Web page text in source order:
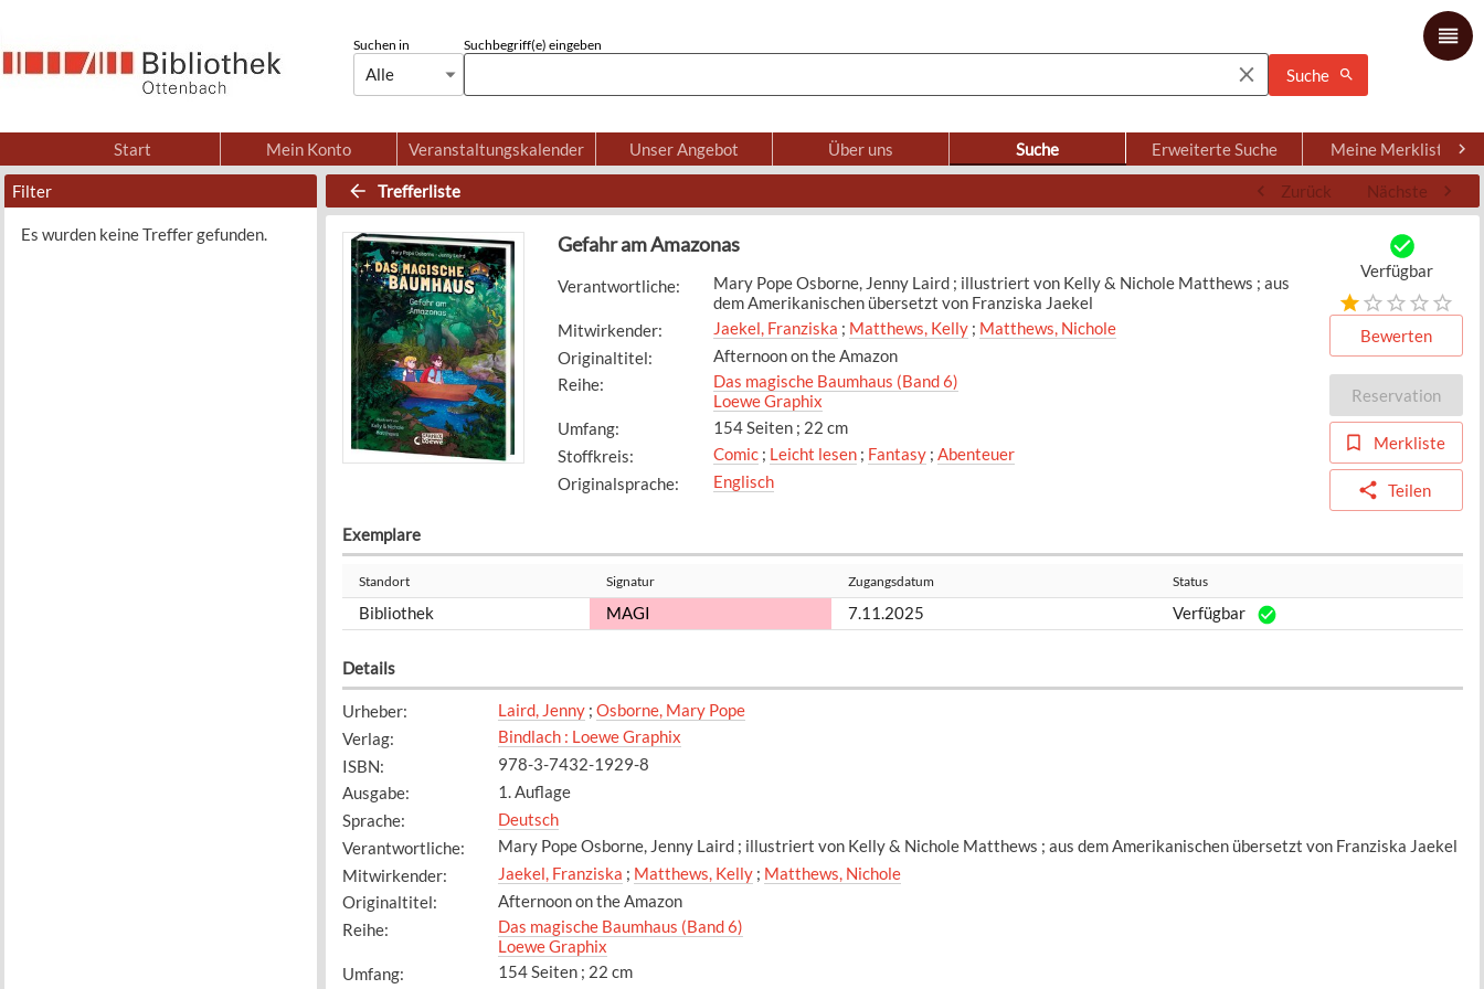
Suchen in
Alle
Suchbegriff(e) eingeben
Suche
Start Mein Konto Veranstaltungskalender Unser Angebot Über uns Suche Erweiterte Suche Meine Merkliste
Filter
Es wurden keine Treffer gefunden.
Trefferliste Zurück Nächste
Gefahr am Amazonas
Verantwortliche:
Mary Pope Osborne, Jenny Laird ; illustriert von Kelly & Nichole Matthews ; aus
dem Amerikanischen übersetzt von Franziska Jaekel
Mitwirkender: Jaekel, Franziska ; Matthews, Kelly; Matthews, Nichole
Originaltitel:
Afternoon on the Amazon
Reihe:
Das magische Baumhaus (Band 6)
Loewe Graphix
Umfang:
154 Seiten ; 22 cm
Stoffkreis: Comic; Leicht lesen; Fantasy; Abenteuer
Originalsprache: Englisch
Verfügbar
Bewerten
Reservation
Merkliste
Teilen
Exemplare
Standort Signatur Zugangsdatum Status
Bibliothek MAGI 7.11.2025 Verfügbar
Details
Urheber: Laird, Jenny; Osborne, Mary Pope
Verlag:
Bindlach : Loewe Graphix
ISBN:
978-3-7432-1929-8
Ausgabe:
1. Auflage
Sprache:
Deutsch
Verantwortliche:
Mary Pope Osborne, Jenny Laird ; illustriert von Kelly & Nichole Matthews ; aus dem Amerikanischen übersetzt von Franziska Jaekel
Mitwirkender: Jaekel, Franziska ; Matthews, Kelly; Matthews, Nichole
Originaltitel:
Afternoon on the Amazon
Reihe:
Das magische Baumhaus (Band 6)
Loewe Graphix
Umfang: 154 Seiten ; 22 cm